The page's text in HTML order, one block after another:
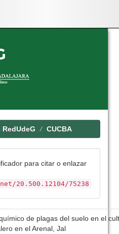
CUCBA
para citar o enlazar
20.500.12104/75238
de plagas del suelo en el
en el Arenal, Jal